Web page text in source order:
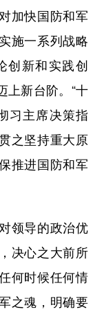
湖南
重庆
한국어
加快国防和军
施一系列战略
创新和实践创
上新台阶。“十
习主席决策指
之坚持重大原
推进国防和军
领导的政治优
决心之大前所
何时候任何情
之魂，明确要